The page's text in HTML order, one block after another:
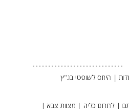
| היחס לשופטי בג"ץ
| לתרום כליה | מצוות צבא |